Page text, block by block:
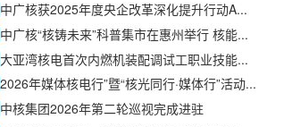
中广核获2025年度央企改革深化提升行动A级评价
中广核“核铸未来”科普集市在惠州举行 核能知识走进亲子互动场景
大亚湾核电首次内燃机装配调试工职业技能等级认定圆满完成
2026年媒体核电行”暨“核光同行·媒体行”活动在中广核陆丰核电基地启动
中核集团2026年第二轮巡视完成进驻